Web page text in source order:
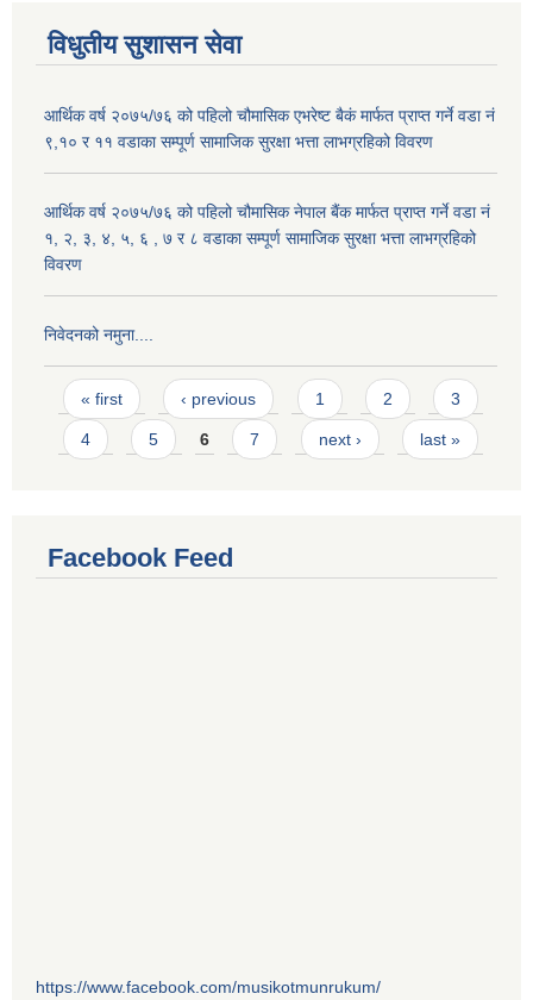
विधुतीय सुशासन सेवा
आर्थिक वर्ष २०७५/७६ को पहिलो चौमासिक एभरेष्ट बैकं मार्फत प्राप्त गर्ने वडा नं
९,१० र ११ वडाका सम्पूर्ण सामाजिक सुरक्षा भत्ता लाभग्रहिको विवरण
आर्थिक वर्ष २०७५/७६ को पहिलो चौमासिक नेपाल बैंक मार्फत प्राप्त गर्ने वडा नं
१, २, ३, ४, ५, ६ , ७ र ८ वडाका सम्पूर्ण सामाजिक सुरक्षा भत्ता लाभग्रहिको
विवरण
निवेदनको नमुना....
Pages
« first ‹ previous 1 2 3
4 5 6 7 next › last »
Facebook Feed
https://www.facebook.com/musikotmunrukum/